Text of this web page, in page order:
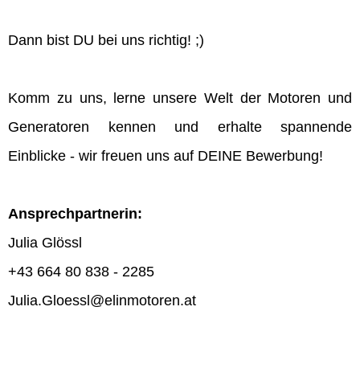
Dann bist DU bei uns richtig! ;)
Komm zu uns, lerne unsere Welt der Motoren und
Generatoren kennen und erhalte spannende
Einblicke - wir freuen uns auf DEINE Bewerbung!
Ansprechpartnerin:
Julia Glössl
+43 664 80 838 - 2285
Julia.Gloessl@elinmotoren.at